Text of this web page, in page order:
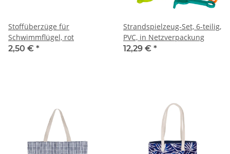
Stoffüberzüge für
Schwimmflügel, rot
2,50 € *
Strandspielzeug-Set, 6-teilig,
PVC, in Netzverpackung
12,29 € *